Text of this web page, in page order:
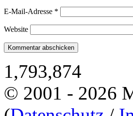
E-Mail-Adresse *
Website
1,793,874
© 2001 - 2026